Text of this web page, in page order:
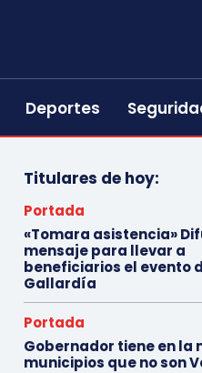
Deportes
Titulares de hoy:
Portada
«Tomara asistencia»
mensaje para llevar a
beneficiarios el evento
Gallardía
Portada
Gobernador tiene en la
municipios que no son